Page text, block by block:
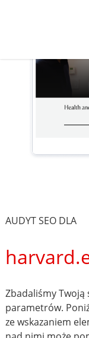
AUDYT SEO DLA
Zbadaliśmy
parametrów.
ze wskazaniem